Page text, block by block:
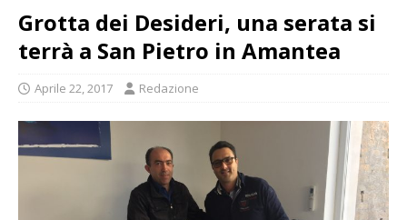
Grotta dei Desideri, una serata si
terrà a San Pietro in Amantea
Aprile 22, 2017 Redazione